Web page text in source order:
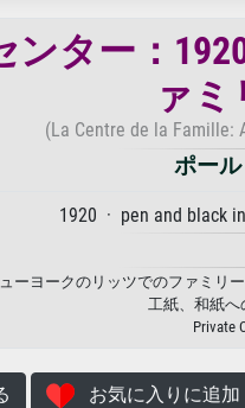
ンター：
ァ
(La Centre de la Famille:
ポー
1920 · pen and black
ーヨークのリッツでのファミリ
工紙、和紙へ
Private
お気に入りに追加